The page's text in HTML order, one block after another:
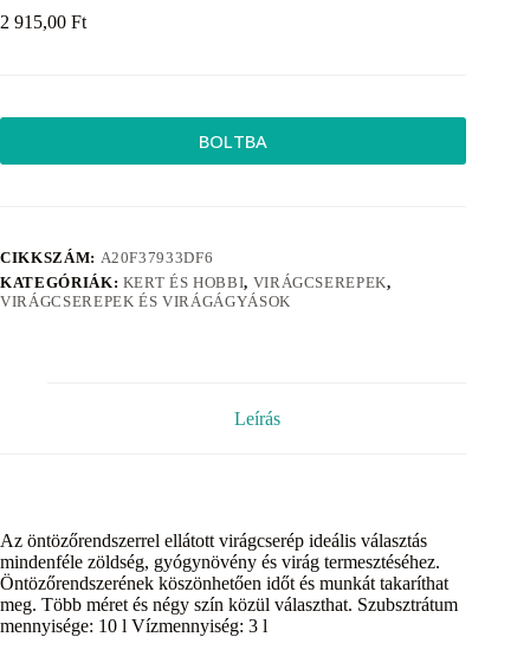
2 915,00 Ft
BOLTBA
CIKKSZÁM: A20F37933DF6
KATEGÓRIÁK: KERT ÉS HOBBI, VIRÁGCSEREPEK,
VIRÁGCSEREPEK ÉS VIRÁGÁGYÁSOK
Leírás
Az öntözőrendszerrel ellátott virágcserép ideális választás
mindenféle zöldség, gyógynövény és virág termesztéséhez.
Öntözőrendszerének köszönhetően időt és munkát takaríthat
meg. Több méret és négy szín közül választhat. Szubsztrátum
mennyisége: 10 l Vízmennyiség: 3 l